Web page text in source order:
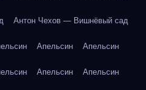
Антон Чехов — Вишнёвый сад
Апельсин Апельсин
Апельсин Апельсин